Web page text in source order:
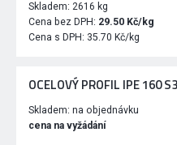
Skladem: 2616 kg
Cena bez DPH: 29.50 Kč/kg
Cena s DPH: 35.70 Kč/kg
OCELOVÝ PROFIL IPE 160
Skladem: na objednávku
cena na vyžádání